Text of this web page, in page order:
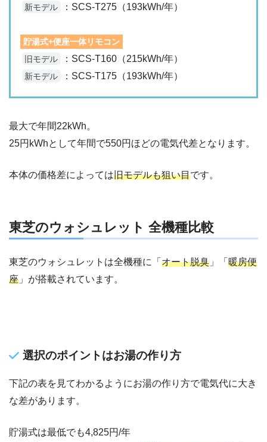
新モデル ：SCS-T275（193kWh/年）
貯湯式+便座一体リモコン
旧モデル
：SCS-T160（215kWh/年）
新モデル ：SCS-T175（193kWh/年）
最大で年間22kWh。
25円kWhとして年間で550円ほどの電気代差となります。
本体の価格差によっては旧モデルも狙い目です。
東芝のウォシュレット 全機種比較
東芝のウォシュレットは全機種に「 オート脱臭 」「 暖房便
座 」が搭載されています。
選択のポイントはお湯の作り方
下記の表を見てわかるようにお湯の作り方で電気代に大き
な差があります。
貯湯式は最低でも4,825円/年